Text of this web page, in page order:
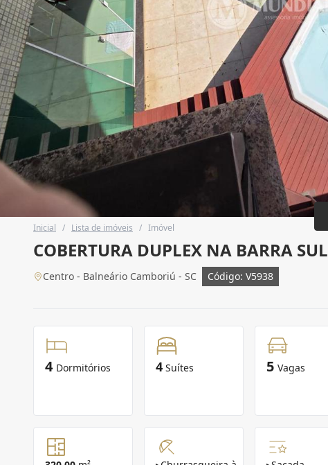
Inicial / Lista de imóveis / Imóvel
COBERTURA DUPLEX NA BARRA SUL
Centro - Balneário Camboriú - SC Código: V5938
4 Dormitórios 4 Suítes 5 Vagas